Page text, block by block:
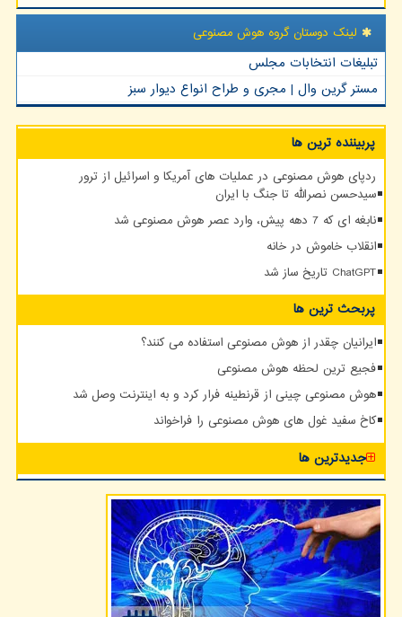
لینک دوستان گروه هوش مصنوعی
تبلیغات انتخابات مجلس
مستر گرین وال | مجری و طراح انواع دیوار سبز
پربیننده ترین ها
ردپای هوش مصنوعی در عملیات های آمریکا و اسرائیل از ترور
سیدحسن نصرالله تا جنگ با ایران
نابغه ای که 7 دهه پیش، وارد عصر هوش مصنوعی شد
انقلاب خاموش در خانه
ChatGPT تاریخ ساز شد
پربحث ترین ها
ایرانیان چقدر از هوش مصنوعی استفاده می کنند؟
فجیع ترین لحظه هوش مصنوعی
هوش مصنوعی چینی از قرنطینه فرار کرد و به اینترنت وصل شد
کاخ سفید غول های هوش مصنوعی را فراخواند
جدیدترین ها